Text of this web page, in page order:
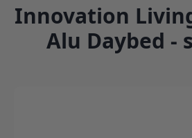
Innovation
Alu Daybed -